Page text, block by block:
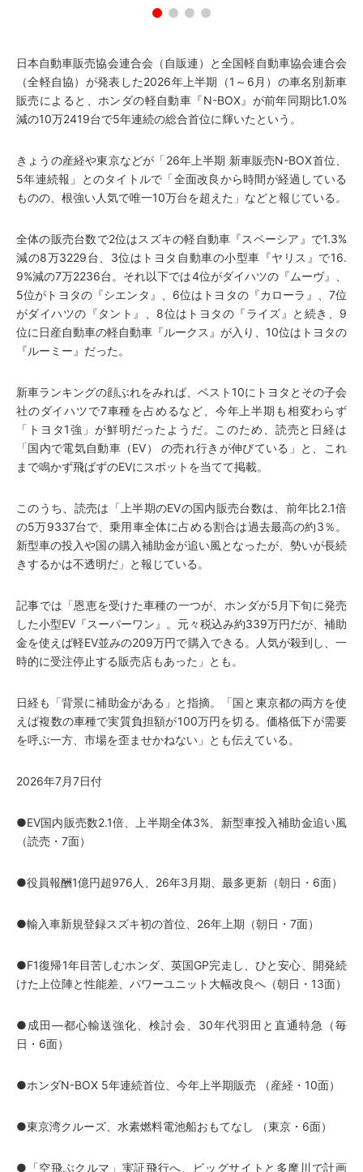
日本自動車販売協会連合会（自販連）と全国軽自動車協会連合会
（全軽自協）が発表した2026年上半期（1～6月）の車名別新車
販売によると、ホンダの軽自動車『N-BOX』が前年同期比1.0%
減の10万2419台で5年連続の総合首位に輝いたという。
きょうの産経や東京などが「26年上半期 新車販売N-BOX首位、
5年連続報」とのタイトルで「全面改良から時間が経過している
ものの、根強い人気で唯一10万台を超えた」などと報じている。
全体の販売台数で2位はスズキの軽自動車『スペーシア』で1.3%
減の8万3229台、3位はトヨタ自動車の小型車『ヤリス』で16.
9%減の7万2236台。それ以下では4位がダイハツの『ムーヴ』、
5位がトヨタの『シエンタ』、6位はトヨタの『カローラ』、7位
がダイハツの『タント』、8位はトヨタの『ライズ』と続き、9
位に日産自動車の軽自動車『ルークス』が入り、10位はトヨタの
『ルーミー』だった。
新車ランキングの顔ぶれをみれば、ベスト10にトヨタとその子会
社のダイハツで7車種を占めるなど、今年上半期も相変わらず
「トヨタ1強」が鮮明だったようだ。このため、読売と日経は
「国内で電気自動車（EV） の売れ行きが伸びている」と、これ
まで鳴かず飛ばずのEVにスポットを当てて掲載。
このうち、読売は「上半期のEVの国内販売台数は、前年比2.1倍
の5万9337台で、乗用車全体に占める割合は過去最高の約3％。
新型車の投入や国の購入補助金が追い風となったが、勢いが長続
きするかは不透明だ」と報じている。
記事では「恩恵を受けた車種の一つが、ホンダが5月下旬に発売
した小型EV『スーパーワン』。元々税込み約339万円だが、補助
金を使えば軽EV並みの209万円で購入できる。人気が殺到し、一
時的に受注停止する販売店もあった」とも。
日経も「背景に補助金がある」と指摘。「国と東京都の両方を使
えば複数の車種で実質負担額が100万円を切る。価格低下が需要
を呼ぶ一方、市場を歪ませかねない」とも伝えている。
2026年7月7日付
●EV国内販売数2.1倍、上半期全体3%、新型車投入補助金追い風
（読売・7面）
●役員報酬1億円超976人、26年3月期、最多更新（朝日・6面）
●輸入車新規登録スズキ初の首位、26年上期（朝日・7面）
●F1復帰1年目苦しむホンダ、英国GP完走し、ひと安心、開発続
けた上位陣と性能差、パワーユニット大幅改良へ（朝日・13面）
●成田―都心輸送強化、検討会、30年代羽田と直通特急（毎
日・6面）
●ホンダN-BOX 5年連続首位、今年上半期販売 （産経・10面）
●東京湾クルーズ、水素燃料電池船おもてなし （東京・6面）
●「空飛ぶクルマ」実証飛行へ、ビッグサイトと多摩川で計画